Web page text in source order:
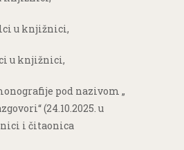
u knjižnici,
u knjižnici,
pod nazivom „
(24.10.2025. u
i čitaonica